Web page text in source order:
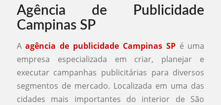
Agência de Publicidade
Campinas SP
Aagência de publicidade Campinas SPé uma
empresa especializada em criar, planejar e
executar campanhas publicitárias para diversos
segmentos de mercado. Localizada em uma das
cidades mais importantes do interior de São